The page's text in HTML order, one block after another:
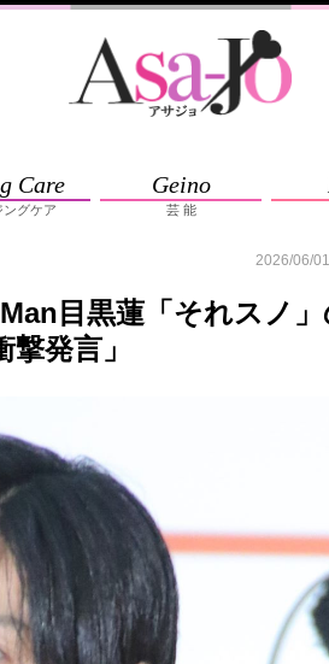
Care
ングケア
Geino
芸 能
2026/06/
目黒蓮「それスノ」
発言」